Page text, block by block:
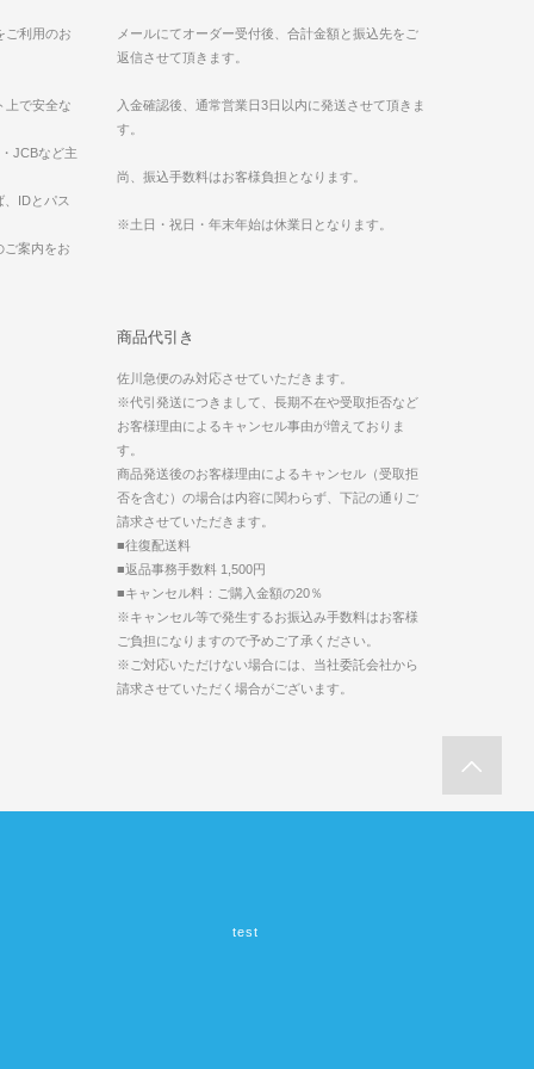
ご利用のお
上で安全な
JCBなど主
IDとパス
ご案内をお
メールにてオーダー受付後、合計金額と振込先をご
返信させて頂きます。
入金確認後、通常営業日3日以内に発送させて頂きま
す。
尚、振込手数料はお客様負担となります。
※土日・祝日・年末年始は休業日となります。
商品代引き
佐川急便のみ対応させていただきます。
※代引発送につきまして、長期不在や受取拒否など
お客様理由によるキャンセル事由が増えておりま
す。
商品発送後のお客様理由によるキャンセル（受取拒
否を含む）の場合は内容に関わらず、下記の通りご
請求させていただきます。
■往復配送料
■返品事務手数料 1,500円
■キャンセル料：ご購入金額の20％
※キャンセル等で発生するお振込み手数料はお客様
ご負担になりますので予めご了承ください。
※ご対応いただけない場合には、当社委託会社から
請求させていただく場合がございます。
test